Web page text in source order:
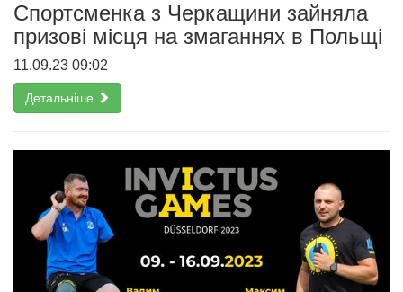
Спортсменка з Черкащини зайняла
призові місця на змаганнях в Польщі
11.09.23 09:02
Детальніше